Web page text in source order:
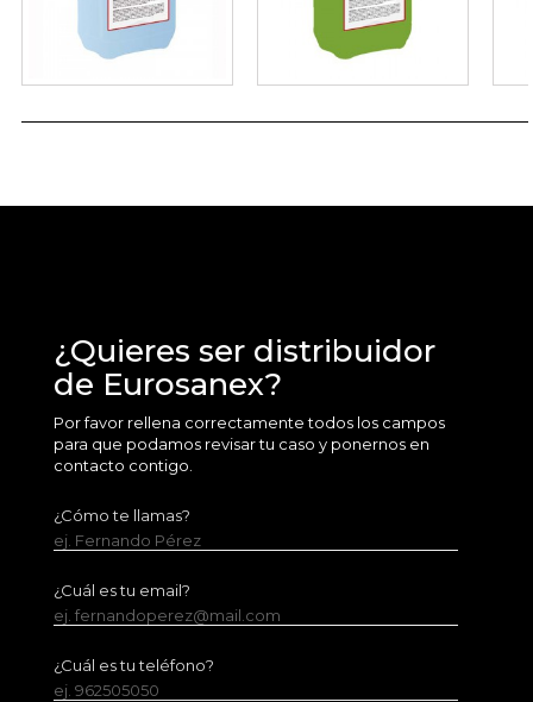
¿Quieres ser distribuidor
de Eurosanex?
Por favor rellena correctamente todos los campos
para que podamos revisar tu caso y ponernos en
contacto contigo.
¿Cómo te llamas?
ej. Fernando Pérez
¿Cuál es tu email?
ej. fernandoperez@mail.com
¿Cuál es tu teléfono?
ej. 962505050